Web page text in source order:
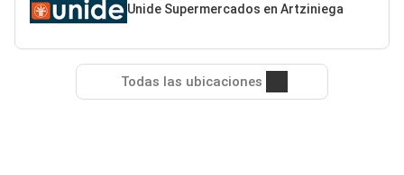
Unide Supermercados en Artziniega
Todas las ubicaciones